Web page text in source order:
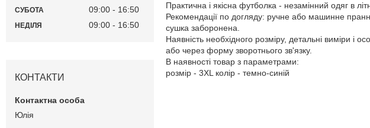
Практична і якісна футболка - незамінний одяг в
Рекомендації по догляду: ручне або машинне
сушка заборонена.
Наявність необхідного розміру, детальні виміри і
або через форму зворотнього зв'язку.
В наявності товар з параметрами:
розмір - 3XL колір - темно-синій
СУБОТА 09:00 16:50
НЕДІЛЯ 09:00 16:50
КОНТАКТИ
Юлія